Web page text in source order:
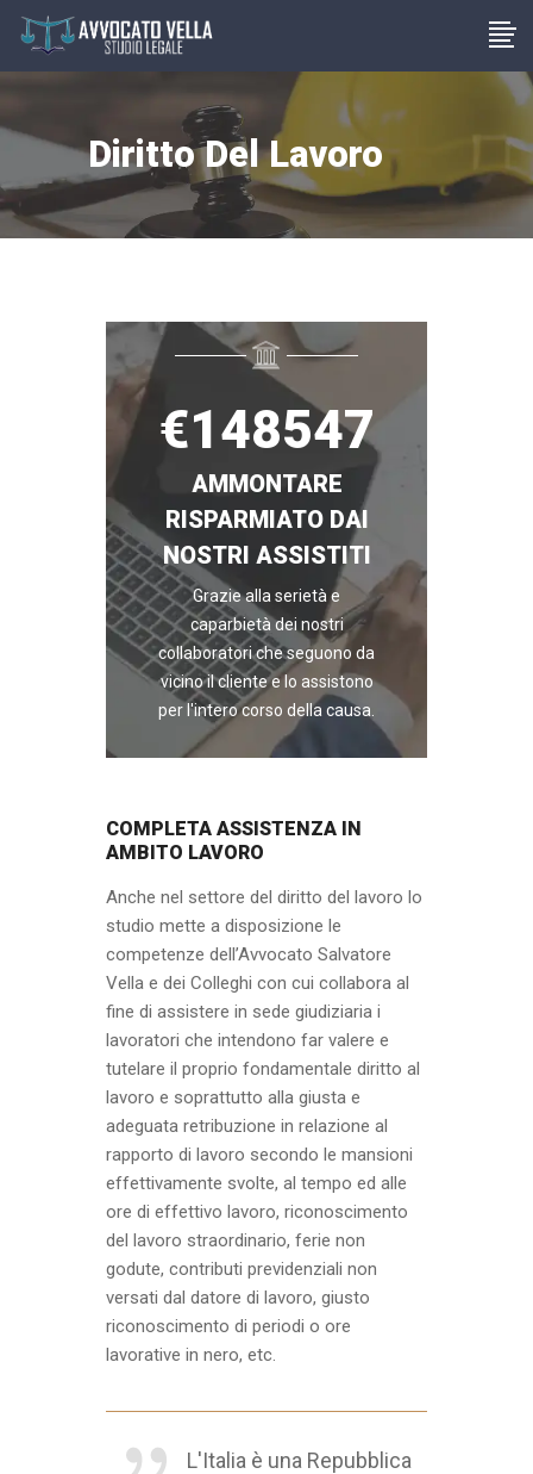
Diritto Del Lavoro
€148547
AMMONTARE
RISPARMIATO DAI
NOSTRI ASSISTITI
Grazie alla serietà e
caparbietà dei nostri
collaboratori che seguono da
vicino il cliente e lo assistono
per l'intero corso della causa.
COMPLETA ASSISTENZA IN
AMBITO LAVORO
Anche nel settore del diritto del lavoro lo
studio mette a disposizione le
competenze dell’Avvocato Salvatore
Vella e dei Colleghi con cui collabora al
fine di assistere in sede giudiziaria i
lavoratori che intendono far valere e
tutelare il proprio fondamentale diritto al
lavoro e soprattutto alla giusta e
adeguata retribuzione in relazione al
rapporto di lavoro secondo le mansioni
effettivamente svolte, al tempo ed alle
ore di effettivo lavoro, riconoscimento
del lavoro straordinario, ferie non
godute, contributi previdenziali non
versati dal datore di lavoro, giusto
riconoscimento di periodi o ore
lavorative in nero, etc.
L'Italia è una Repubblica